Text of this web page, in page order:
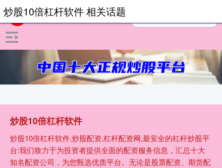
炒股10倍杠杆软件
炒股10倍杠杆软件,炒股配资,杠杆配资网,最安全的杠杆炒股平
台:我们致力于为投资者提供全面的配资服务信息，汇总十大
知名配资公司，为您甄选优质平台。无论是股票配资、期货配
炒股10倍杠杆软件 相关话题